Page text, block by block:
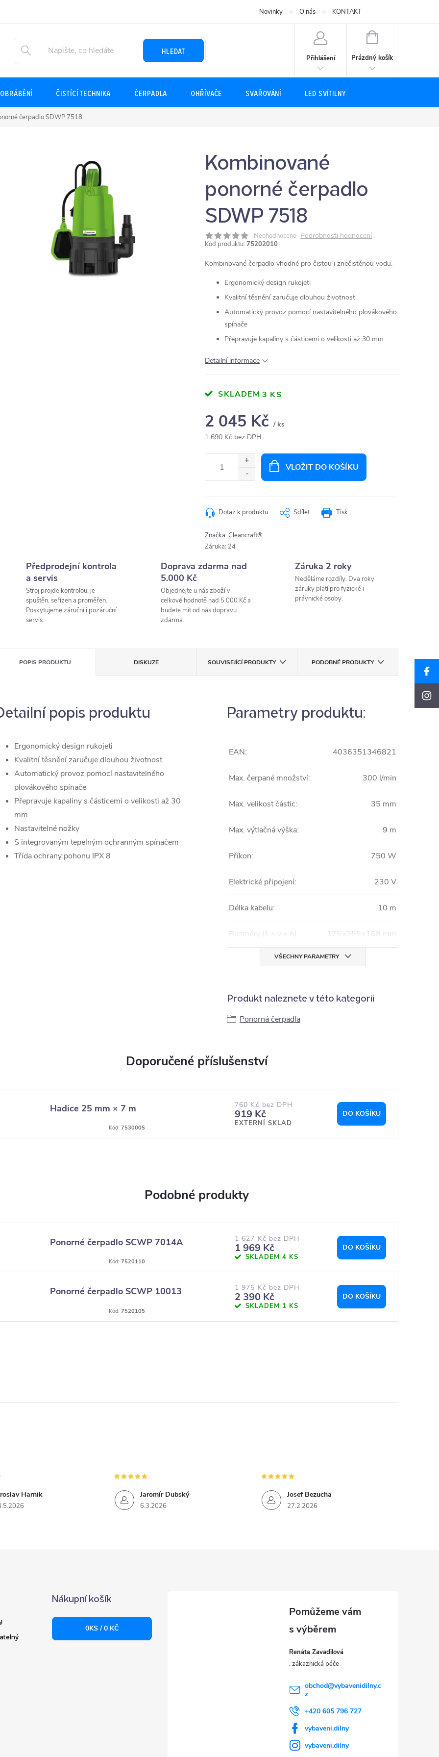
Novinky O nás KONTAKT
HLEDAT
Přihlášení
NÁKUPNÍ
Prázdný košík
ČISTÍCÍ TECHNIKA ČERPADLA OHŘÍVAČE SVAŘOVÁNÍ LED SVÍTILNY
čerpadlo SDWP 7518
Kombinované
ponorné čerpadlo
SDWP 7518
Neohodnoceno Podrobnosti hodnocení
Kód produktu: 75202010
Kombinované čerpadlo vhodné pro čistou i znečistěnou vodu.
Ergonomický design rukojeti
Kvalitní těsnění zaručuje dlouhou životnost
Automatický provoz pomocí nastavitelného plovákového
spínače
Přepravuje kapaliny s částicemi o velikosti až 30 mm
Detailní informace
SKLADEM 3 KS
2 045 Kč / ks
1 690 Kč bez DPH
VLOŽIT DO KOŠÍKU
Tisk
Dotaz k produktu Sdílet
Značka:Cleancraft®
Záruka: 24
Předprodejní kontrola
a servis
Stroj projde kontrolou, je
spuštěn, seřízen a proměřen.
Poskytujeme záruční i pozáruční
servis.
Doprava zdarma nad
5.000 Kč
Objednejte u nás zboží v
celkové hodnotě nad 5.000 Kč a
budete mít od nás dopravu
zdarma.
Záruka 2 roky
Neděláme rozdíly. Dva roky
záruky platí pro fyzické i
právnické osoby.
POPIS PRODUKTU DISKUZE SOUVISEJÍCÍ PRODUKTY PODOBNÉ PRODUKTY
popis produktu
Ergonomický design rukojeti
Kvalitní těsnění zaručuje dlouhou životnost
Automatický provoz pomocí nastavitelného
plovákového spínače
Přepravuje kapaliny s částicemi o velikosti až 30
mm
Nastavitelné nožky
S integrovaným tepelným ochranným spínačem
Třída ochrany pohonu IPX 8
Parametry produktu:
EAN: 4036351346821
Max. čerpané množství: 300 l/min
Max. velikost částic: 35 mm
Max. výtlačná výška: 9 m
Příkon: 750 W
Elektrické připojení: 230 V
Délka kabelu: 10 m
Rozměry (š × v × h): 175×355×168 mm
VŠECHNY PARAMETRY
Produkt naleznete v této kategorii
Ponorná čerpadla
Hadice 25 mm × 7 m 760 Kč bez DPH
919 Kč
EXTERNÍ SKLAD
DO KOŠÍKU
Kód: 7530005
Ponorné čerpadlo SCWP 7014A 1 627 Kč bez DPH
1 969 Kč
SKLADEM4 KS
DO KOŠÍKU
Kód: 7520110
Ponorné čerpadlo SCWP 10013 1 975 Kč bez DPH
2 390 Kč
SKLADEM 1 KS
DO KOŠÍKU
Kód: 7520105
Harnik Jaromír Dubský
6.3.2026
Josef Bezucha
27.2.2026
Nákupní košík
0KS /0 KČ
Renáta Zavadilová
obchod@vybavenidilny.c
z
+420 605 796 727
vybaveni.dilny
vybaveni.dilny